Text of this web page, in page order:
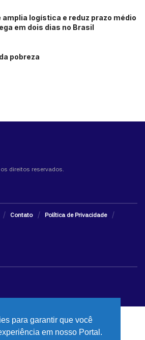
amplia logística e reduz prazo médio
em dois dias no Brasil
pobreza
direitos reservados.
Contato
Política de Privacidade
para garantir que você
em nosso Portal.